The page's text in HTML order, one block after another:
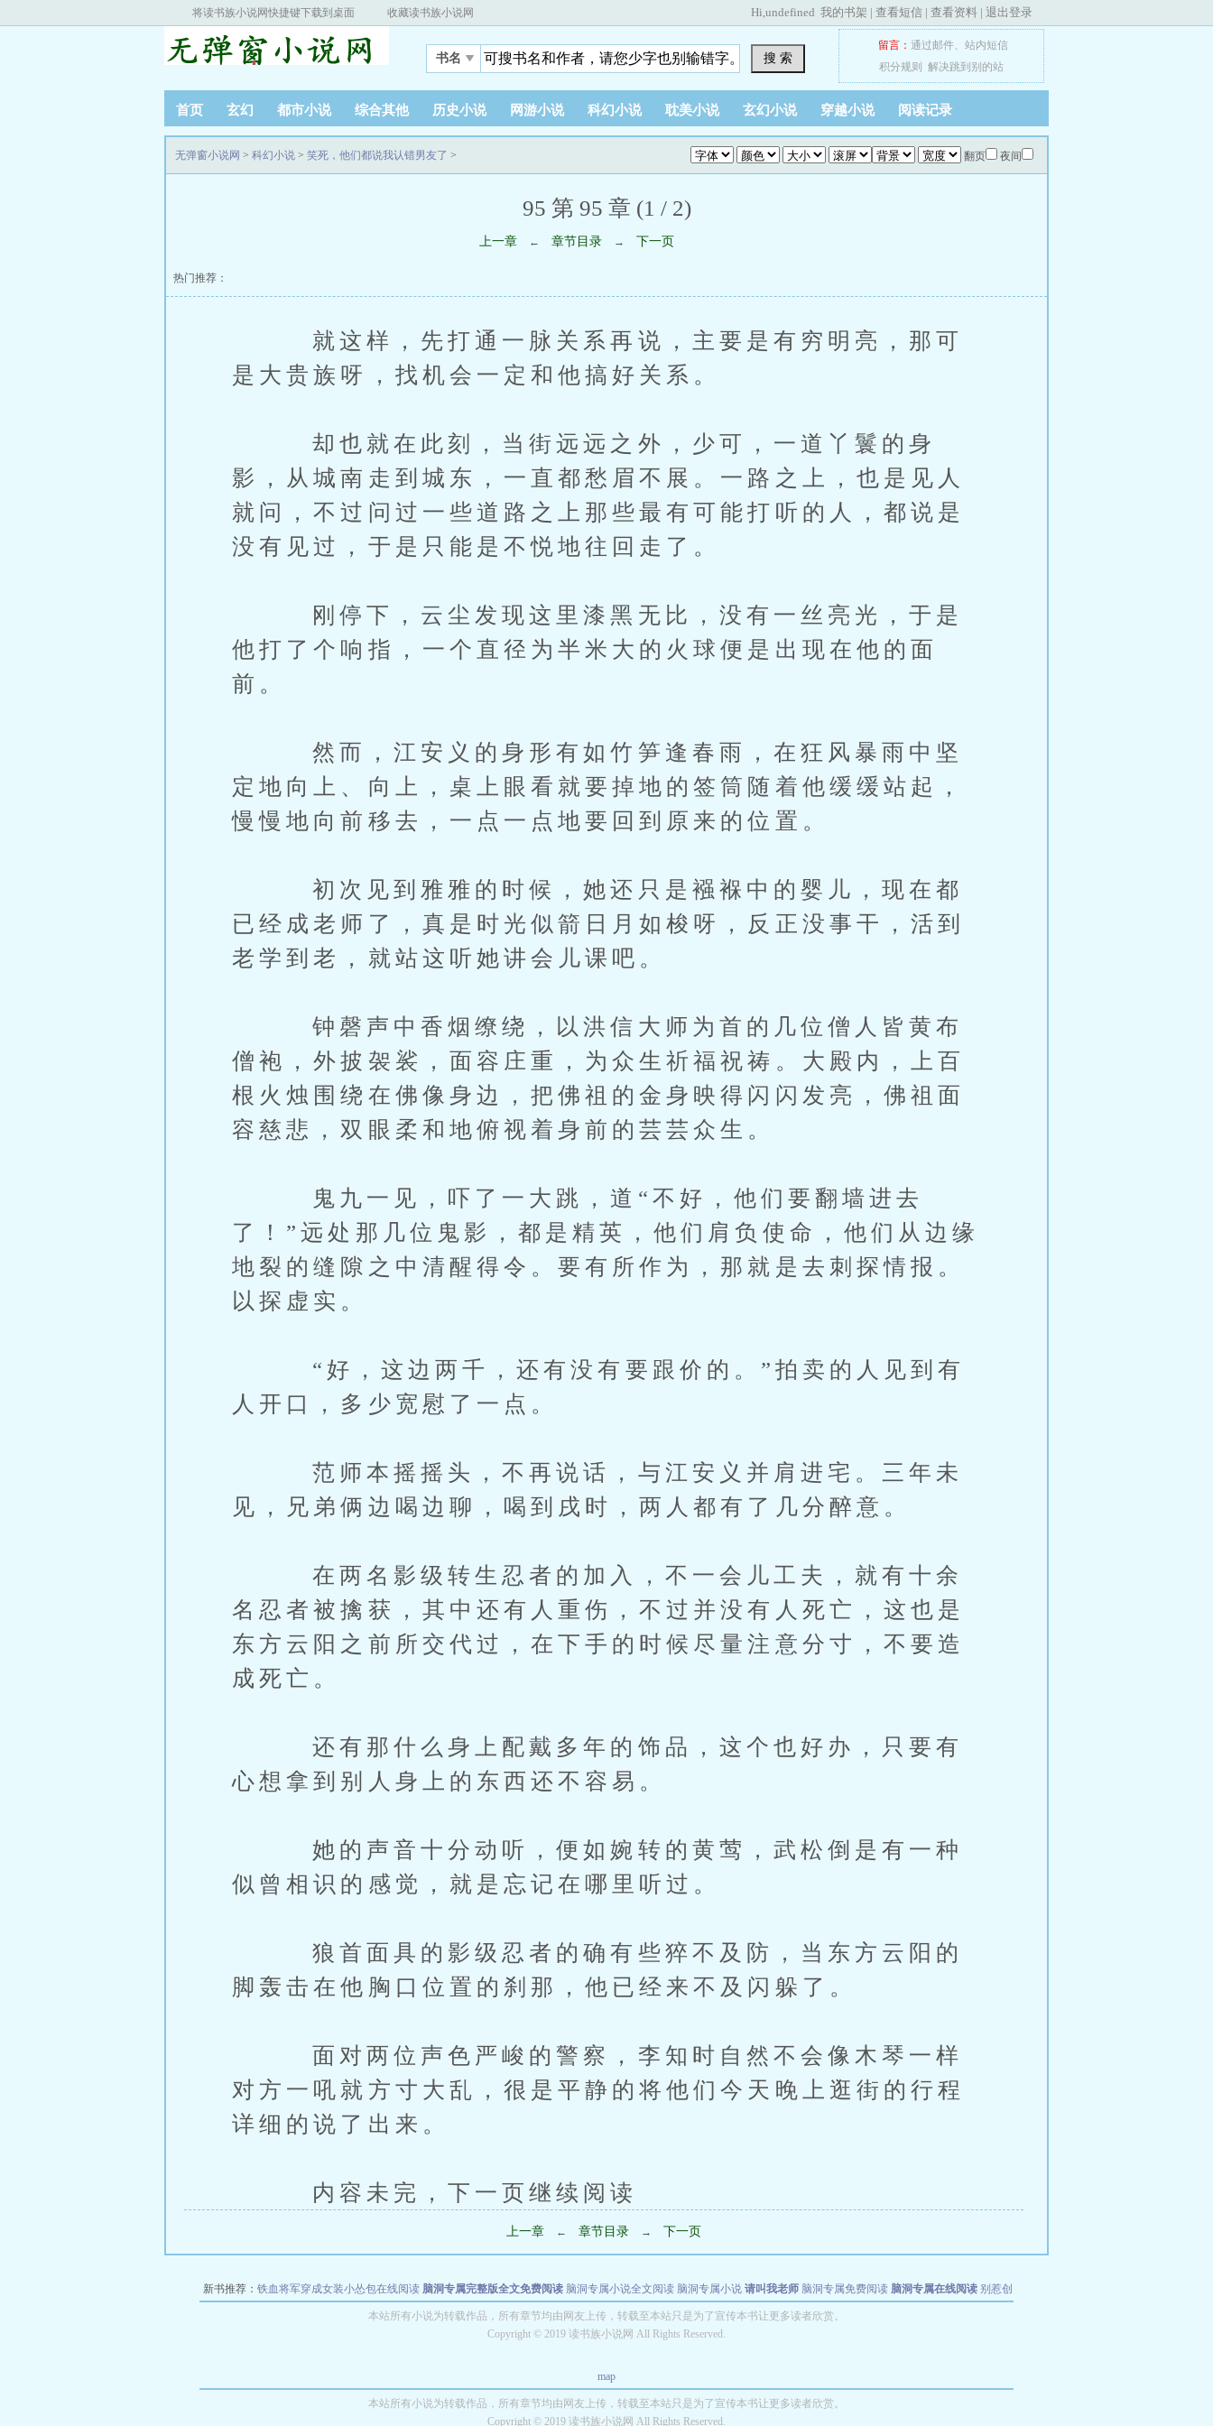
将读书族小说网快捷键下载到桌面 收藏读书族小说网 Hi,undefined 我的书架 | 查看短信 | 查看资料 | 退出登录
书名 搜 索
留言： 通过邮件、 站内短信
积分规则
解决跳到别的站
首页 玄幻 都市小说 综合其他 历史小说 网游小说 科幻小说 耽美小说 玄幻小说 穿越小说 阅读记录
翻页 夜间
无弹窗小说网 > 科幻小说 > 笑死，他们都说我认错男友了 >
95 第 95 章 (1 / 2)
上一章 ← 章节目录 → 下一页
热门推荐：
就这样，先打通一脉关系再说，主要是有穷明亮，那可
是大贵族呀，找机会一定和他搞好关系。
却也就在此刻，当街远远之外，少可，一道丫鬟的身
影，从城南走到城东，一直都愁眉不展。一路之上，也是见人
就问，不过问过一些道路之上那些最有可能打听的人，都说是
没有见过，于是只能是不悦地往回走了。
刚停下，云尘发现这里漆黑无比，没有一丝亮光，于是
他打了个响指，一个直径为半米大的火球便是出现在他的面
前。
然而，江安义的身形有如竹笋逢春雨，在狂风暴雨中坚
定地向上、向上，桌上眼看就要掉地的签筒随着他缓缓站起，
慢慢地向前移去，一点一点地要回到原来的位置。
初次见到雅雅的时候，她还只是襁褓中的婴儿，现在都
已经成老师了，真是时光似箭日月如梭呀，反正没事干，活到
老学到老，就站这听她讲会儿课吧。
钟磬声中香烟缭绕，以洪信大师为首的几位僧人皆黄布
僧袍，外披袈裟，面容庄重，为众生祈福祝祷。大殿内，上百
根火烛围绕在佛像身边，把佛祖的金身映得闪闪发亮，佛祖面
容慈悲，双眼柔和地俯视着身前的芸芸众生。
鬼九一见，吓了一大跳，道“不好，他们要翻墙进去
了！”远处那几位鬼影，都是精英，他们肩负使命，他们从边缘
地裂的缝隙之中清醒得令。要有所作为，那就是去刺探情报。
以探虚实。
“好，这边两千，还有没有要跟价的。”拍卖的人见到有
人开口，多少宽慰了一点。
范师本摇摇头，不再说话，与江安义并肩进宅。三年未
见，兄弟俩边喝边聊，喝到戌时，两人都有了几分醉意。
在两名影级转生忍者的加入，不一会儿工夫，就有十余
名忍者被擒获，其中还有人重伤，不过并没有人死亡，这也是
东方云阳之前所交代过，在下手的时候尽量注意分寸，不要造
成死亡。
还有那什么身上配戴多年的饰品，这个也好办，只要有
心想拿到别人身上的东西还不容易。
她的声音十分动听，便如婉转的黄莺，武松倒是有一种
似曾相识的感觉，就是忘记在哪里听过。
狼首面具的影级忍者的确有些猝不及防，当东方云阳的
脚轰击在他胸口位置的刹那，他已经来不及闪躲了。
面对两位声色严峻的警察，李知时自然不会像木琴一样
对方一吼就方寸大乱，很是平静的将他们今天晚上逛街的行程
详细的说了出来。
内容未完，下一页继续阅读
上一章 ← 章节目录 → 下一页
新书推荐： 铁血将军穿成女装小怂包在线阅读 脑洞专属完整版全文免费阅读 脑洞专属小说全文阅读 脑洞专属小说 请叫我老师 脑洞专属免费阅读 脑洞专属在线阅读 别惹创
世者 穿书第一天就结婚小说全文阅读
本站所有小说为转载作品，所有章节均由网友上传，转载至本站只是为了宣传本书让更多读者欣赏。
Copyright © 2019 读书族小说网 All Rights Reserved.
map
本站所有小说为转载作品，所有章节均由网友上传，转载至本站只是为了宣传本书让更多读者欣赏。
Copyright © 2019 读书族小说网 All Rights Reserved.